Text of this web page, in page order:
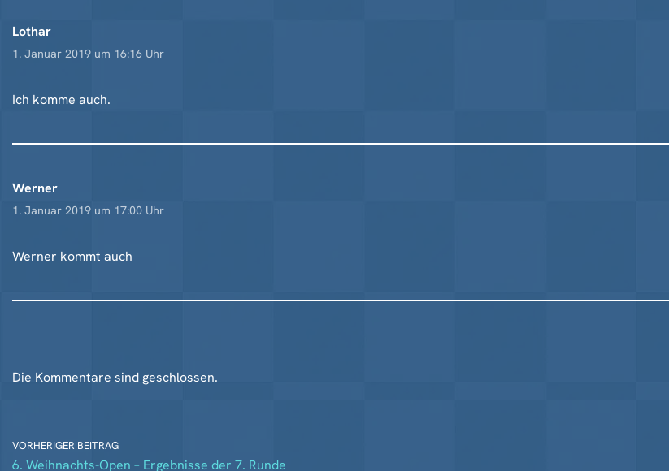
Lothar
1. Januar 2019 um 16:16 Uhr
Ich komme auch.
Werner
1. Januar 2019 um 17:00 Uhr
Werner kommt auch
Die Kommentare sind geschlossen.
VORHERIGER BEITRAG
6. Weihnachts-Open – Ergebnisse der 7. Runde